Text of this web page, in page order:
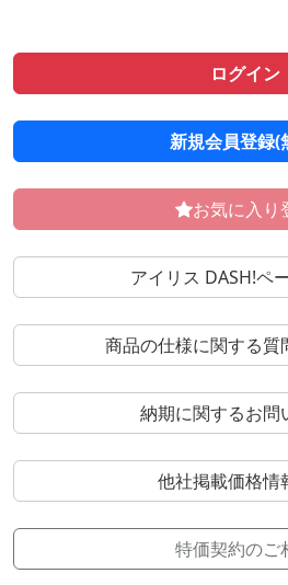
ログイン
新規会員登録(
お気に入り
アイリス DASH!ペ
商品の仕様に関する質
納期に関するお問
他社掲載価格情
特価契約のご